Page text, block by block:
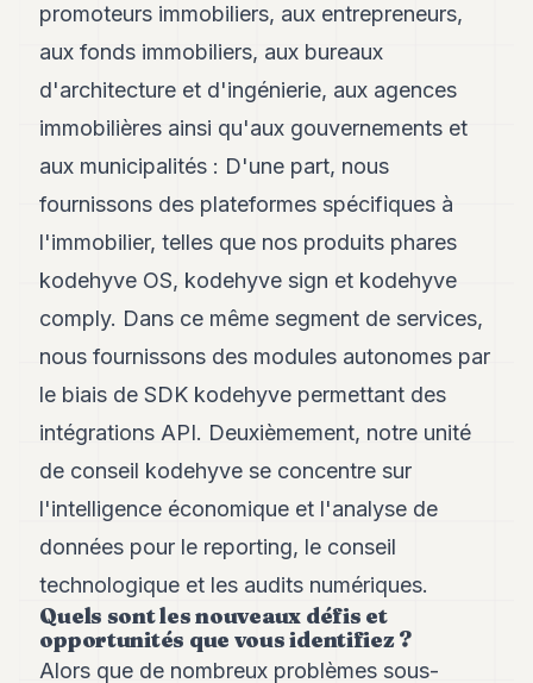
VIVRE
ASSURANCE
POLITIQUE
IMMOBILIER
EQUITY
SPORT
JURIDIQUE
ENTREPRISES
ASSOCIATIONS
CONTACT
S'ABONNER
FR
promoteurs immobiliers, aux entrepreneurs,
aux fonds immobiliers, aux bureaux
d'architecture et d'ingénierie, aux agences
immobilières ainsi qu'aux gouvernements et
aux municipalités : D'une part, nous
fournissons des plateformes spécifiques à
l'immobilier, telles que nos produits phares
kodehyve OS, kodehyve sign et kodehyve
comply. Dans ce même segment de services,
nous fournissons des modules autonomes par
le biais de SDK kodehyve permettant des
intégrations API. Deuxièmement, notre unité
de conseil kodehyve se concentre sur
l'intelligence économique et l'analyse de
données pour le reporting, le conseil
technologique et les audits numériques.
Quels sont les nouveaux défis et
opportunités que vous identifiez ?
Alors que de nombreux problèmes sous-